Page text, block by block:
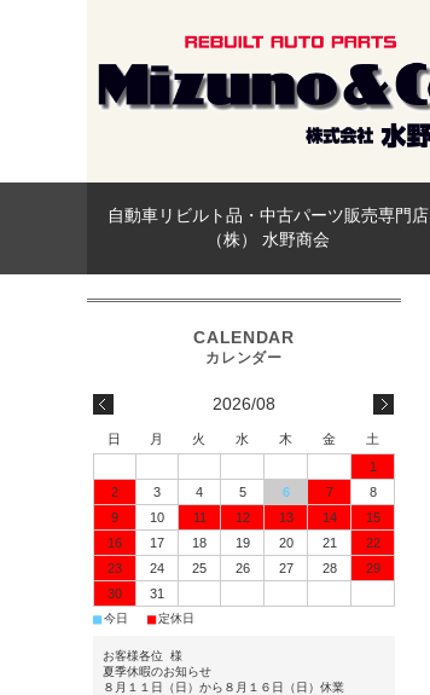
自動車リビルト品・中古パーツ販売専門店
（株） 水野商会
2026/08
日 月 火 水 木 金
土
1
2
3 4 5 6 7
8
9
10 11 12 13 14
15
16
17 18 19 20 21
22
23
24 25 26 27 28
29
30
31
■今日 ■定休日
お客様各位 様
夏季休暇のお知らせ
８月１１日（日）から８月１６日（日）休業